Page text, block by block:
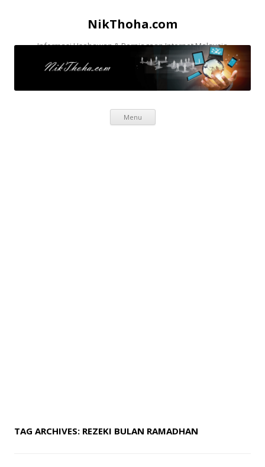
NikThoha.com
Informasi Usahawan & Perniagaan Internet Malaysia
Menu
Skip to content
TAG ARCHIVES: REZEKI BULAN RAMADHAN